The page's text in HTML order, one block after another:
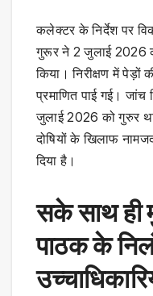
कलेक्टर के निर्देश पर
गुरूर ने 2 जुलाई 2026
किया। निरीक्षण में
प्रमाणित पाई गई। जांच
जुलाई 2026 को गुरुर
दोषियों के खिलाफ
दिया है।
सके साथ ही
पाठक के